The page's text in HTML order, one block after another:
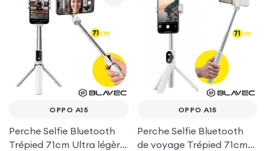
OPPO A15
Perche Selfie Bluetooth
Trépied 71cm Ultra légère
OPPO A15
Perche Selfie Bluetooth
de voyage Trépied 71cm -